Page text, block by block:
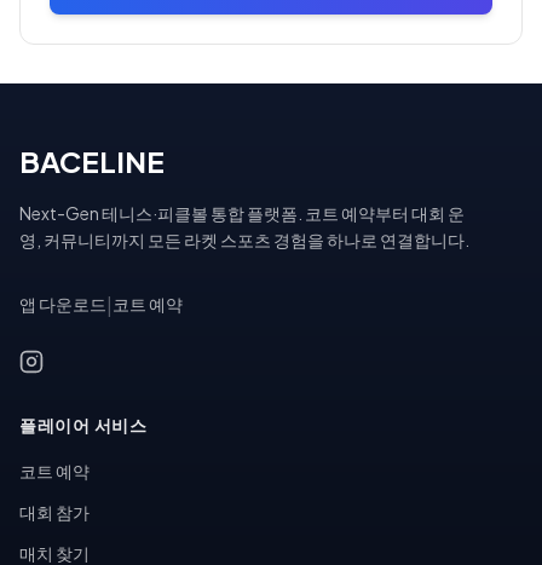
BACELINE
Next-Gen 테니스·피클볼 통합 플랫폼. 코트 예약부터 대회 운
영, 커뮤니티까지 모든 라켓 스포츠 경험을 하나로 연결합니다.
앱 다운로드 코트 예약
플레이어 서비스
코트 예약
대회 참가
매치 찾기